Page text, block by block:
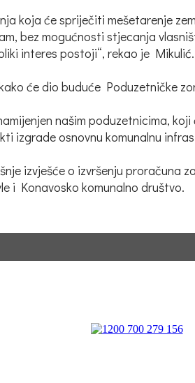
koja će spriječiti mešetarenje
bez mogućnosti stjecanja
interes postoji“, rekao je Mikulić.
će dio buduće Poduzetničke
našim poduzetnicima,
izgrade osnovnu komunalnu
izvješće o izvršenju proračuna
i Konavosko komunalno društvo.